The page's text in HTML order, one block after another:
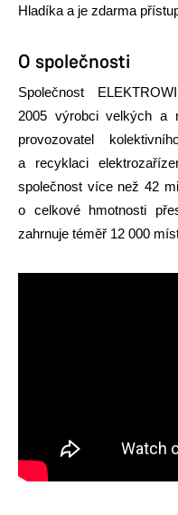
Hladíka a je zdarma
O společnosti
Společnost
2005 výrobci velkých a
provozovatel
a recyklaci
společnost více než 42
o celkové hmotnosti
zahrnuje téměř 12 000